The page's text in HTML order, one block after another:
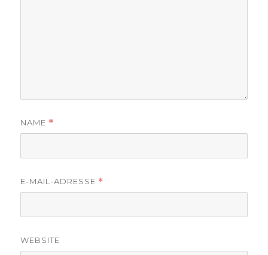
NAME *
E-MAIL-ADRESSE *
WEBSITE